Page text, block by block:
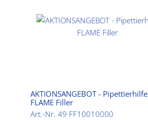
AKTIONSANGEBOT - Pipettierhilfe
FLAME Filler
Art.-Nr. 49 FF10010000